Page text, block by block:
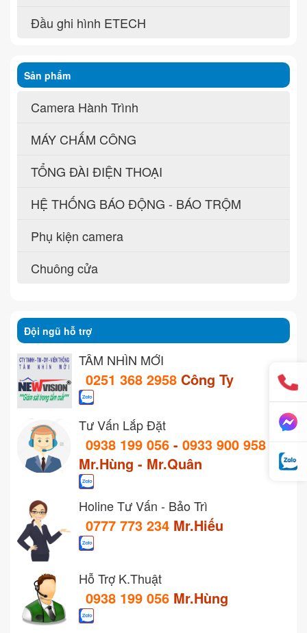
Đầu ghi hình ETECH
Sản phẩm
Camera Hành Trình
MÁY CHẤM CÔNG
TỔNG ĐÀI ĐIỆN THOẠI
HỆ THỐNG BÁO ĐỘNG - BÁO TRỘM
Phụ kiện camera
Chuông cửa
Đội ngũ hỗ trợ
TẦM NHÌN MỚI
0251 368 2958 Công Ty
Tư Vấn Lắp Đặt
0938 199 056 - 0933 900 958
Mr.Hùng - Mr.Quân
Holine Tư Vấn - Bảo Trì
0777 773 234 Mr.Hiếu
Hỗ Trợ K.Thuật
0938 199 056 Mr.Hùng